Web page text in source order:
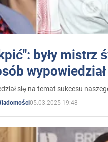
były mistrz
się na temat sukcesu
05.03.2025 19:48